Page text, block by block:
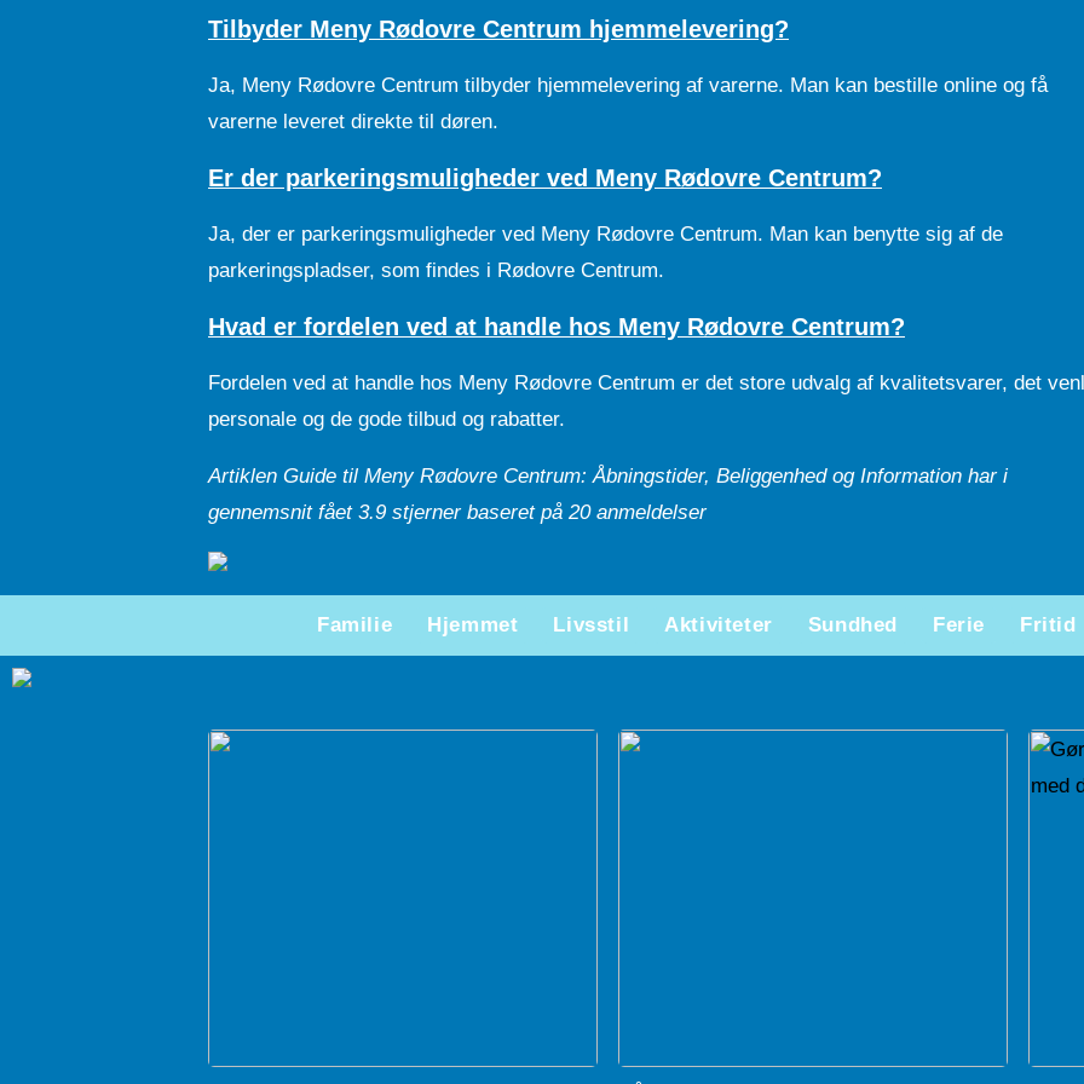
Tilbyder Meny Rødovre Centrum hjemmelevering?
Ja, Meny Rødovre Centrum tilbyder hjemmelevering af varerne. Man kan bestille online og få
varerne leveret direkte til døren.
Er der parkeringsmuligheder ved Meny Rødovre Centrum?
Ja, der er parkeringsmuligheder ved Meny Rødovre Centrum. Man kan benytte sig af de
parkeringspladser, som findes i Rødovre Centrum.
Hvad er fordelen ved at handle hos Meny Rødovre Centrum?
Fordelen ved at handle hos Meny Rødovre Centrum er det store udvalg af kvalitetsvarer, det
personale og de gode tilbud og rabatter.
Artiklen Guide til Meny Rødovre Centrum: Åbningstider, Beliggenhed og Information har i
gennemsnit fået 3.9 stjerner baseret på 20anmeldelser
Familie Hjemmet Livsstil Aktiviteter Sundhed Ferie Fritid